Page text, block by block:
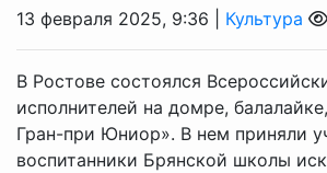
13 февраля 2025, 9:36 | Культура
В Ростове состоялся
исполнителей на домре,
Гран-при Юниор». В нем приняли
воспитанники Брянской школы